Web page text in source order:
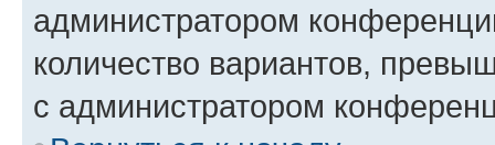
администратором
количество вариантов,
с администратором